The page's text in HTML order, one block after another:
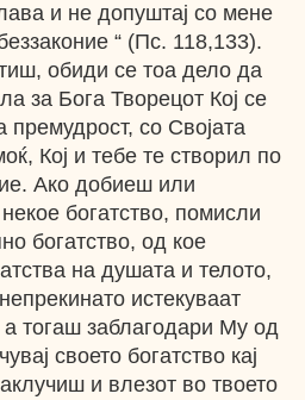
и не допуштај со мене
“ (Пс. 118,133).
обиди се тоа дело да
за Бога Творецот Кој се
премудрост, со Својата
Кој и тебе те створил по
Ако добиеш или
богатство, помисли
богатство, од кое
на душата и телото,
истекуваат
а тогаш заблагодари Му од
своето богатство кај
и влезот во твоето